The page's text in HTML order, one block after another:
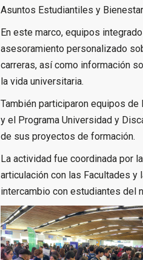
Asuntos Estudiantiles y
En este marco, equipos
asesoramiento personalizado
carreras, así como información
la vida universitaria.
También participaron equipos
y el Programa Universidad y
de sus proyectos de formación.
La actividad fue coordinada por
articulación con las Facultades
intercambio con estudiantes del